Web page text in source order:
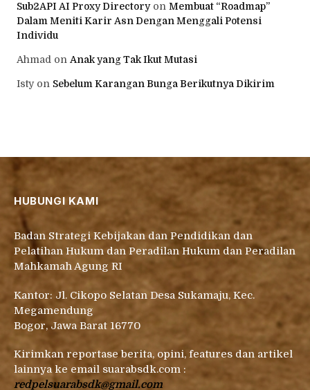
Sub2API AI Proxy Directoryon Membuat “Roadmap”
Dalam Meniti Karir Asn Dengan Menggali Potensi
Individu
Ahmad on Anak yang Tak Ikut Mutasi
Istyon Sebelum Karangan Bunga Berikutnya Dikirim
HUBUNGI KAMI
Badan Strategi Kebijakan dan Pendidikan dan
Pelatihan Hukum dan Peradilan Hukum dan Peradilan
Mahkamah Agung RI
Kantor: Jl. Cikopo Selatan Desa Sukamaju, Kec.
Megamendung
Bogor, Jawa Barat 16770
Kirimkan reportase berita, opini, features dan artikel
lainnya ke email suarabsdk.com :
redpelsuarabsdk@gmail.com